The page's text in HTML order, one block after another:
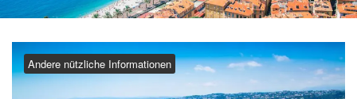
Andere nützliche Informationen